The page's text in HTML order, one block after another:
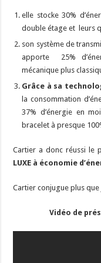
elle stocke 30%
double étage et leurs
son système de
apporte 25%
mécanique plus
Grâce à sa
la consommation
37% d’énergie en
bracelet à presque
Cartier a donc réussi le
LUXE à économie
Cartier conjugue plus que
Vidéo de